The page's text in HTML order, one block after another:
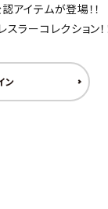
アイテムが登場！！
ラーコレクション！
ン